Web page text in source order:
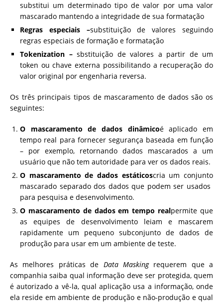
substitui um determinado tipo de valor por uma valor
mascarado mantendo a integridade de sua formatação
Regras especiais –substituição de valores seguindo
regras especiais de formação e formatação
Tokenization – sbstituição de valores a partir de um
token ou chave externa possibilitando a recuperação do
valor original por engenharia reversa.
Os três principais tipos de mascaramento de dados são os
seguintes:
O mascaramento de dados dinâmicoé aplicado em
tempo real para fornecer segurança baseada em função
– por exemplo, retornando dados mascarados a um
usuário que não tem autoridade para ver os dados reais.
O mascaramento de dados estáticoscria um conjunto
mascarado separado dos dados que podem ser usados ​​
para pesquisa e desenvolvimento.
O mascaramento de dados em tempo realpermite que
as equipes de desenvolvimento leiam e mascarem
rapidamente um pequeno subconjunto de dados de
produção para usar em um ambiente de teste.
As melhores práticas de Data Maskingrequerem que a
companhia saiba qual informação deve ser protegida, quem
é autorizado a vê-la, qual aplicação usa a informação, onde
ela reside em ambiente de produção e não-produção e qual